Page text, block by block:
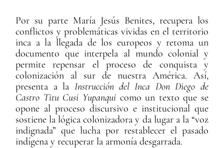
Por su parte María Jesús Benites, recupera los
conflictos y problemáticas vividas en el territorio
inca a la llegada de los europeos y retoma un
documento que interpela al mundo colonial y
permite repensar el proceso de conquista y
colonización al sur de nuestra América. Así,
presenta a la Instrucción del Inca Don Diego de
Castro Titu Cusi Yupanqui como un texto que se
opone al proceso discursivo e institucional que
sostiene la lógica colonizadora y da lugar a la “voz
indignada” que lucha por restablecer el pasado
indígena y recuperar la armonía desgarrada.